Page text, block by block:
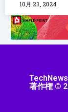
10月 23, 2024
著作権 ©